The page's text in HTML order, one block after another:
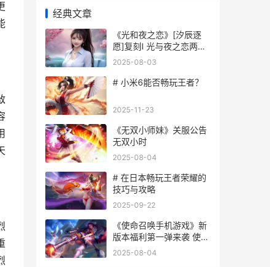
经典文章
《光和夜之恋》[汐辰逐
愿]复刻Ⅰ 光与夜之恋两个
结局有什么区别
2025-08-03
# 小米6能否畅玩王者？
2025-11-23
《无双小师妹》关服公告
无双小时
2025-08-04
# 在日本畅玩王者荣耀的
技巧与攻略
2025-09-22
《使命召唤手机游戏》新
版本福利第一弹来袭 使命
召唤手机四指键位
2025-08-04